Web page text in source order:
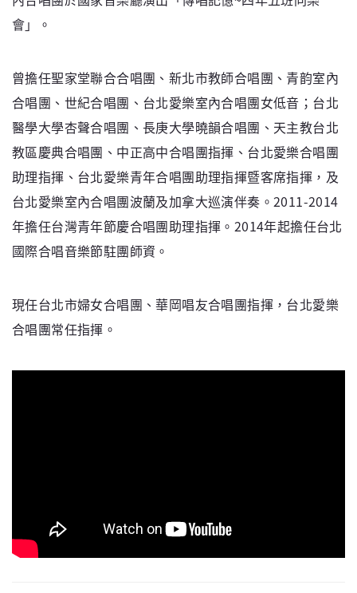
會」。
曾擔任聖家堂聯合合唱團、新北市教師合唱團、青韵室內
合唱團、世紀合唱團、台北愛樂室內合唱團女低音；台北
醫學大學杏聲合唱團、長庚大學曉韻合唱團、天主教台北
教區慶典合唱團、中正高中合唱團指揮、台北愛樂合唱團
助理指揮、台北愛樂青年合唱團助理指揮暨客席指揮，及
台北愛樂室內合唱團波蘭及加拿大巡演伴奏。2011-2014
年擔任台灣青年節慶合唱團助理指揮。2014年起擔任台北
國際合唱音樂節駐團師資。
現任台北市婦女合唱團、華岡唱友合唱團指揮，台北愛樂
合唱團常任指揮。